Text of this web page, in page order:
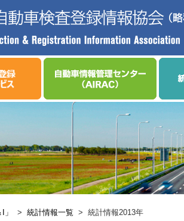
> 統計情報一覧 > 統計情報2013年